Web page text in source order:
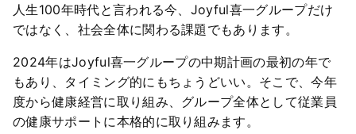
人生100年時代と言われる今、Joyful喜一グループだけ
ではなく、社会全体に関わる課題でもあります。
2024年はJoyful喜一グループの中期計画の最初の年で
もあり、タイミング的にもちょうどいい。そこで、今年
度から健康経営に取り組み、グループ全体として従業員
の健康サポートに本格的に取り組みます。